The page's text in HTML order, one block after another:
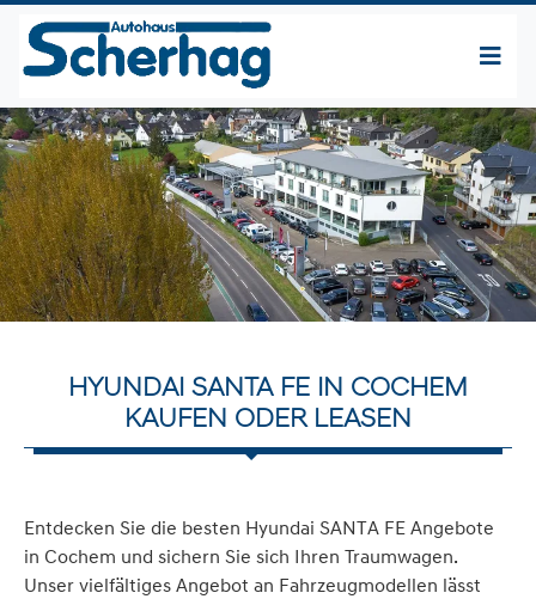
HYUNDAI SANTA FE IN COCHEM
KAUFEN ODER LEASEN
Entdecken Sie die besten Hyundai SANTA FE Angebote
in Cochem und sichern Sie sich Ihren Traumwagen.
Unser vielfältiges Angebot an Fahrzeugmodellen lässt